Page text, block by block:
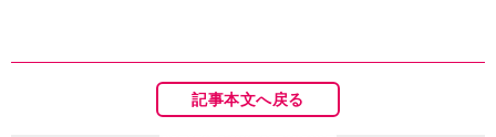
記事本文へ戻る